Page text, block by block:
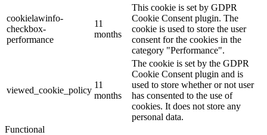
cookielawinfo-
checkbox-
performance
11
months
This cookie is set by GDPR
Cookie Consent plugin. The
cookie is used to store the user
consent for the cookies in the
category "Performance".
viewed_cookie_policy
11
months
The cookie is set by the GDPR
Cookie Consent plugin and is
used to store whether or not user
has consented to the use of
cookies. It does not store any
personal data.
Functional